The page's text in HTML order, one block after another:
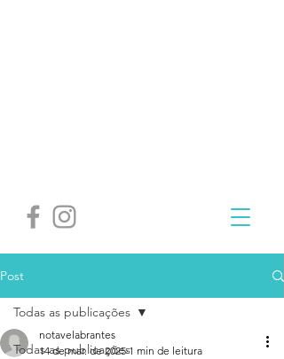
Post
Todas as publicações
Todas as publicações
notavelabrantes
14 de mar. de 2025 1 min de leitura